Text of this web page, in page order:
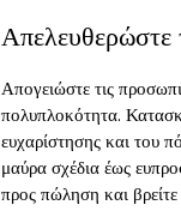
Απογειώστε τις
πολυπλοκότητα.
ευχαρίστησης και του
μαύρα σχέδια έως
προς πώληση και